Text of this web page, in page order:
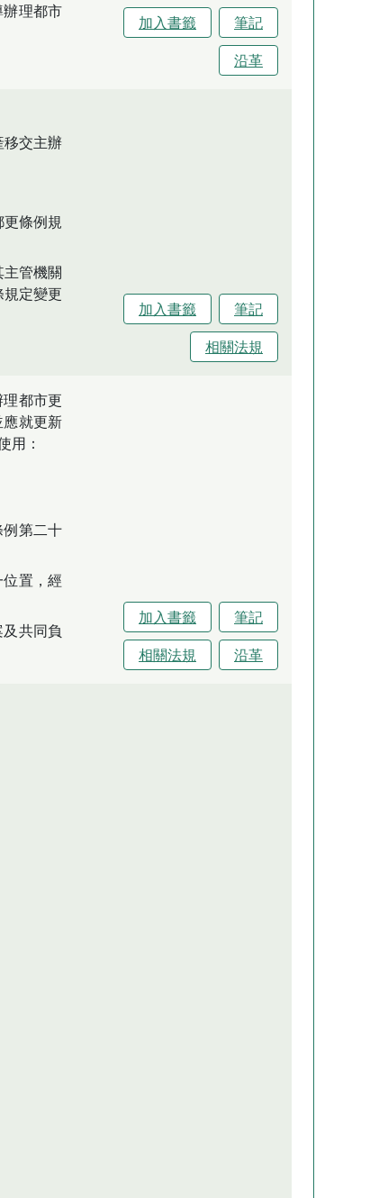
理都市
加入書籤
筆記
沿革
移交主辦
條例規
管機關
定變更
加入書籤
筆記
相關法規
都市更
就更新
用：
第二十
置，經
共同負
加入書籤
筆記
相關法規
沿革